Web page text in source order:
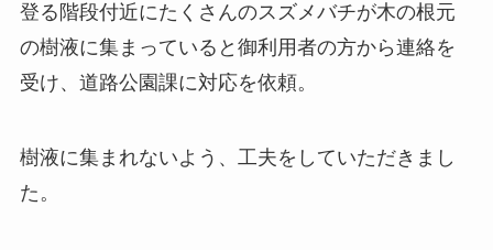
登る階段付近にたくさんのスズメバチが木の根元
の樹液に集まっていると御利用者の方から連絡を
受け、道路公園課に対応を依頼。
樹液に集まれないよう、工夫をしていただきまし
た。